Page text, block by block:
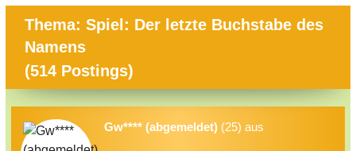
Thema: Spiel: Der letzte Buchstabe des
Namens
(514 Postings)
Gw**** (abgemeldet) (25) aus